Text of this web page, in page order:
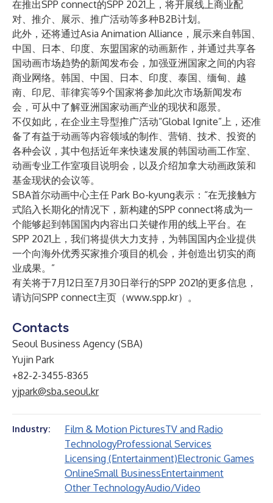
在推出SPP connect的SPP 2021上，将开展线上商业配
对、推介、展示、推广活动等多种B2B计划。
此外，还将通过Asia Animation Alliance，展示来自韩国、
中国、日本、印度、东盟国家的动画新作，并通过共享各
国动画市场趋势的新闻发布会，加强亚洲国家之间的内容
商业网络。韩国、中国、日本、印度、泰国、缅甸、越
南、印尼、菲律宾等9个国家将参加此次市场新闻发布
会，可从中了解亚洲国家动画产业的现状和愿景。
不仅如此，在企业主导型推广活动“Global Ignite”上，还准
备了有益于动画等内容领域的制作、营销、技术、投资的
各种会议，其中包括近年来快速发展的韩国动画工作室、
动画专业工作室项目说明会，以及介绍加拿大动画政策和
基金现状的会议等。
SBA首尔动画中心主任 Park Bo-kyung表示：“在无接触方
式陷入长期化的情况下，新构建的SPP connect将成为一
个能够起到韩国国内内容出口关键作用的线上平台。在
SPP 2021上，我们将提供大力支持，为韩国国内企业提供
一个向海外优秀买家推介项目的机会，并创造出切实的商
业成果。”
有关将于7月12日至7月30日举行的SPP 2021的更多信息，
请访问SPP connect主页（www.spp.kr）。
Contacts
Seoul Business Agency (SBA)
Yujin Park
+82-2-3455-8365
yjpark@sba.seoul.kr
Industry: Film & Motion PicturesTV and Radio
TechnologyProfessional Services
Licensing (Entertainment)Electronic Games
OnlineSmall BusinessEntertainment
Other TechnologyAudio/Video